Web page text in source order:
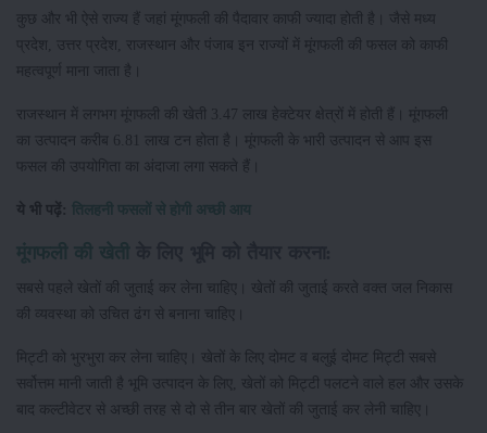
कुछ और भी ऐसे राज्य हैं जहां मूंगफली की पैदावार काफी ज्यादा होती है। जैसे मध्य
प्रदेश, उत्तर प्रदेश, राजस्थान और पंजाब इन राज्यों में मूंगफली की फसल को काफी
महत्वपूर्ण माना जाता है।
राजस्थान में लगभग मूंगफली की खेती 3.47 लाख हेक्टेयर क्षेत्रों में होती हैं। मूंगफली
का उत्पादन करीब 6.81 लाख टन होता है। मूंगफली के भारी उत्पादन से आप इस
फसल की उपयोगिता का अंदाजा लगा सकते हैं।
ये भी पढ़ें: तिलहनी फसलों से होगी अच्छी आय
मूंगफली की खेतीके लिए भूमि को तैयार करना:
सबसे पहले खेतों की जुताई कर लेना चाहिए। खेतों की जुताई करते वक्त जल निकास
की व्यवस्था को उचित ढंग से बनाना चाहिए।
मिट्टी को भुरभुरा कर लेना चाहिए। खेतों के लिए दोमट व बलुई दोमट मिट्टी सबसे
सर्वोत्तम मानी जाती है भूमि उत्पादन के लिए, खेतों को मिट्टी पलटने वाले हल और उसके
बाद कल्टीवेटर से अच्छी तरह से दो से तीन बार खेतों की जुताई कर लेनी चाहिए।